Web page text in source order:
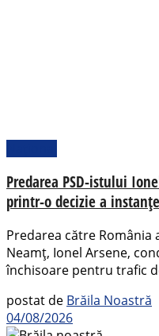
Predarea PSD-istului
printr-o decizie a
Predarea către România
Neamț, Ionel Arsene,
închisoare pentru trafic
postat de Brăila Noastră
04/08/2026